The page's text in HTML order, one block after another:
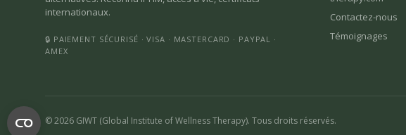
internationaux.
🔒 PAIEMENT SÉCURISÉ · VISA · MASTERCARD · PAYPAL ·
AMEX
Contactez-nous
Témoignages
© 2026 GIWT (Global Institute of Wellness Therapy). Tous droits réservés.